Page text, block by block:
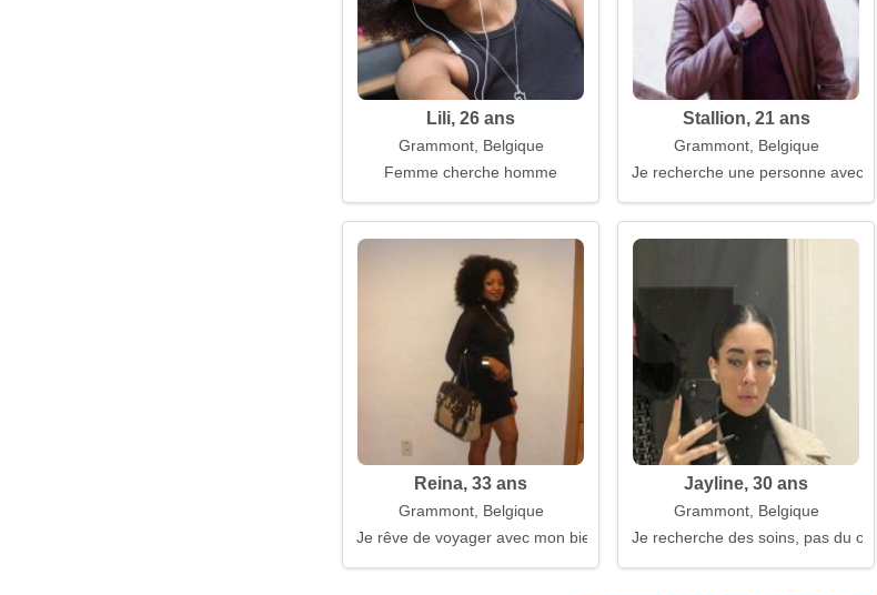
Lili, 26 ans
Grammont, Belgique
Femme cherche homme
Stallion, 21 ans
Grammont, Belgique
Je recherche une personne avec
Reina, 33 ans
Grammont, Belgique
Je rêve de voyager avec mon bien-aimé
Jayline, 30 ans
Grammont, Belgique
Je recherche des soins, pas du